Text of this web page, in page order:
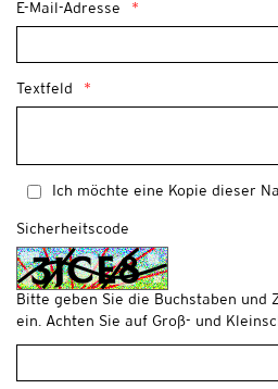
E-Mail-Adresse
Textfeld
Ich möchte eine Kopie dieser
Sicherheitscode
Bitte geben Sie die Buchstaben und
ein. Achten Sie auf Groß- und